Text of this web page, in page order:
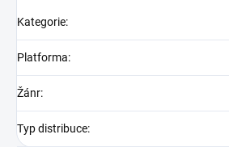
Kategorie:
Platforma:
Žánr:
Typ distribuce: